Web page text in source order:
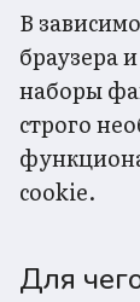
В
браузера
наборы
строго
cookie.
Для